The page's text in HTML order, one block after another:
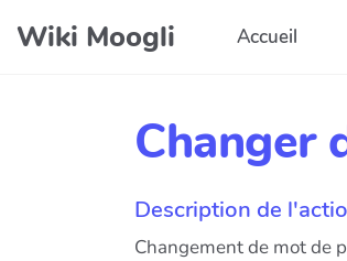
Aller au contenu principal
Wiki Moogli Accueil
Changer
Description de
Changement de mot de